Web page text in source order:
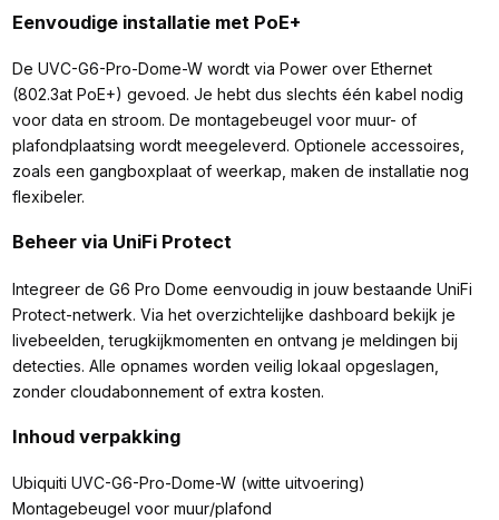
Eenvoudige installatie met PoE+
De UVC-G6-Pro-Dome-W wordt via Power over Ethernet
(802.3at PoE+) gevoed. Je hebt dus slechts één kabel nodig
voor data en stroom. De montagebeugel voor muur- of
plafondplaatsing wordt meegeleverd. Optionele accessoires,
zoals een gangboxplaat of weerkap, maken de installatie nog
flexibeler.
Beheer via UniFi Protect
Integreer de G6 Pro Dome eenvoudig in jouw bestaande UniFi
Protect-netwerk. Via het overzichtelijke dashboard bekijk je
livebeelden, terugkijkmomenten en ontvang je meldingen bij
detecties. Alle opnames worden veilig lokaal opgeslagen,
zonder cloudabonnement of extra kosten.
Inhoud verpakking
Ubiquiti UVC-G6-Pro-Dome-W (witte uitvoering)
Montagebeugel voor muur/plafond